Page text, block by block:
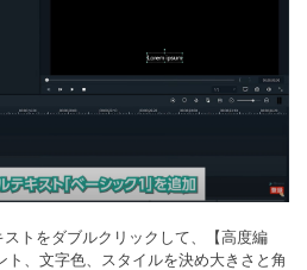
ストをダブルクリックして、【高度編
、文字色、スタイルを決め大きさと角